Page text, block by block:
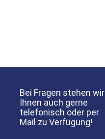
Bei Fragen stehen wir
Ihnen auch gerne
telefonisch oder per
Mail zu Verfügung!